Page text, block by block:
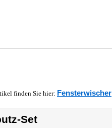
finden Sie hier: Fensterwischer
Set